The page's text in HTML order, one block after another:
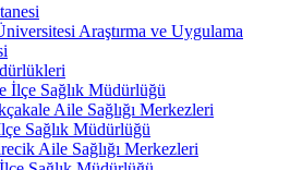
Araştırma ve Uygulama
İlçe Sağlık Müdürlüğü
Aile Sağlığı Merkezleri
Sağlık Müdürlüğü
Aile Sağlığı Merkezleri